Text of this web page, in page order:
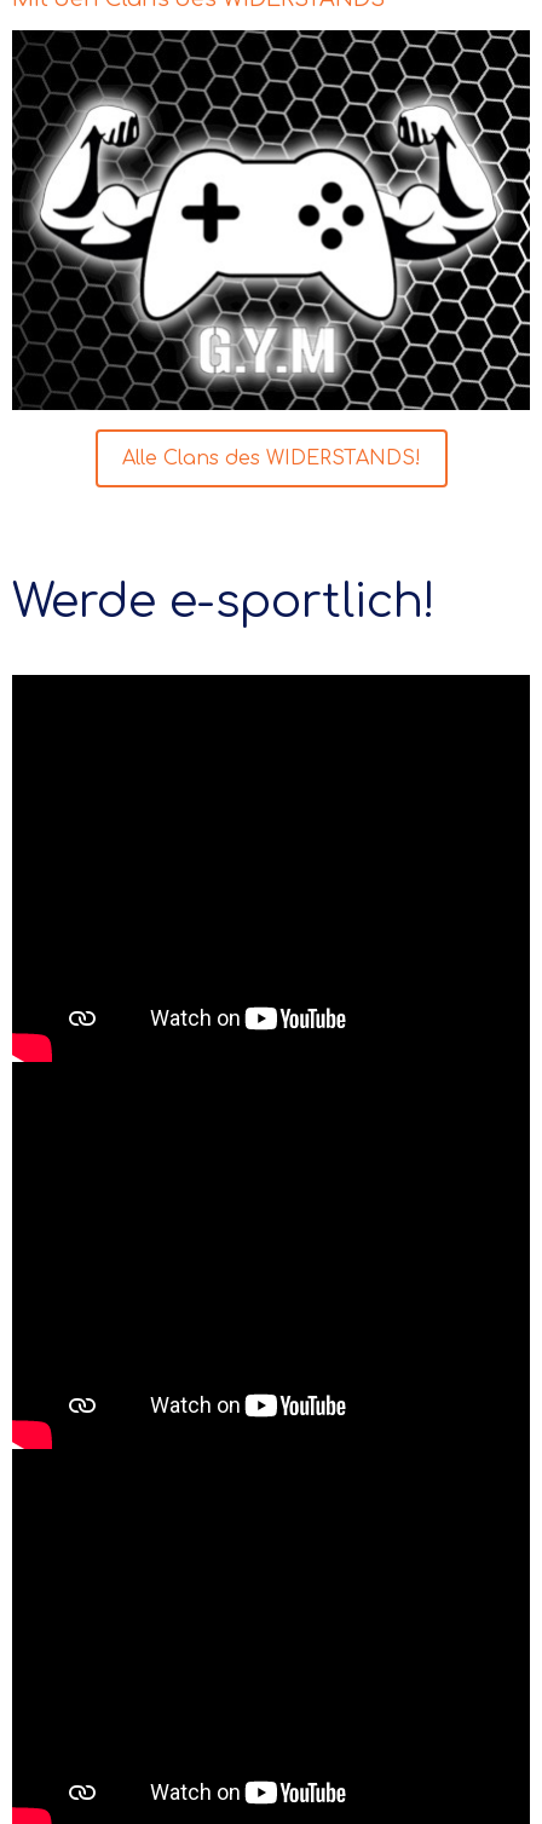
Alle Clans des WIDERSTANDS!
Werde e-sportlich!